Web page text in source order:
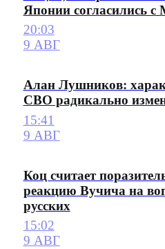
Японии согласились с
20:03
9 АВГ
Алан Лушников:
СВО радикально
15:41
9 АВГ
Коц считает
реакцию Вучича на
русских
15:02
9 АВГ